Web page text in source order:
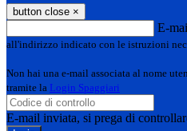
button close ×
E-
all'indirizzo indicato con le istruzioni
Non hai una e-mail associata al nome
tramite la Login Spaggiari
E-mail inviata, si prega di